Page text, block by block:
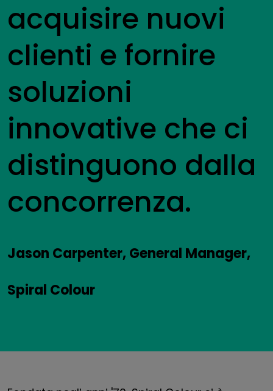
acquisire nuovi
clienti e fornire
soluzioni
innovative che ci
distinguono dalla
concorrenza.
Jason Carpenter, General Manager,
Spiral Colour